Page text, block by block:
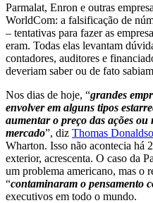
Parmalat, Enron e outras
WorldCom: a falsificação de
– tentativas para fazer as
eram. Todas elas levantam
contadores, auditores e
deveriam saber ou de fato
Nos dias de hoje, “grandes
envolver em alguns tipos
aumentar o preço das ações
mercado”, diz Thomas
Wharton. Isso não acontecia há
exterior, acrescenta. O caso da
um problema americano, mas o
“contaminaram o pensamento
executivos em todo o mundo.